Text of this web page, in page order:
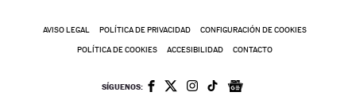
AVISO LEGAL POLÍTICA DE PRIVACIDAD CONFIGURACIÓN DE COOKIES
POLÍTICA DE COOKIES ACCESIBILIDAD CONTACTO
SÍGUENOS: